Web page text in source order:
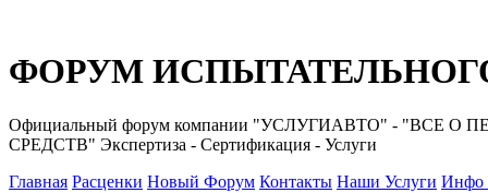
ФОРУМ
Официальный форум компании "УСЛУГИАВТО" -
СРЕДСТВ" Экспертиза - Сертификация - Услуги
Главная Расценки Новый Форум Контакты Наши Услуги Инфо